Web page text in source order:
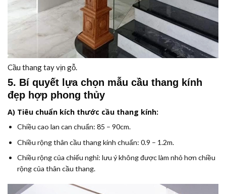
Cầu thang tay vịn gỗ.
5. Bí quyết lựa chọn mẫu cầu thang kính
đẹp hợp phong thủy
A) Tiêu chuẩn kích thước cầu thang kính:
Chiều cao lan can chuẩn: 85 – 90cm.
Chiều rộng thân cầu thang kính chuẩn: 0.9 – 1.2m.
Chiều rộng của chiếu nghỉ: lưu ý không được làm nhỏ hơn chiều
rộng của thân cầu thang.